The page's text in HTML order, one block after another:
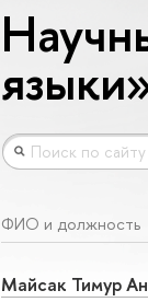
ФИО и должность
Майсак Тимур